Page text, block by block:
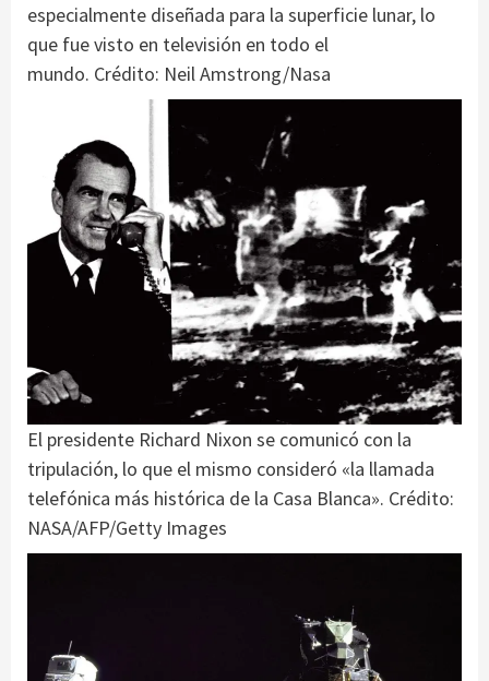
especialmente diseñada para la superficie lunar, lo
que fue visto en televisión en todo el
mundo. Crédito: Neil Amstrong/Nasa
El presidente Richard Nixon se comunicó con la
tripulación, lo que el mismo consideró «la llamada
telefónica más histórica de la Casa Blanca». Crédito:
NASA/AFP/Getty Images